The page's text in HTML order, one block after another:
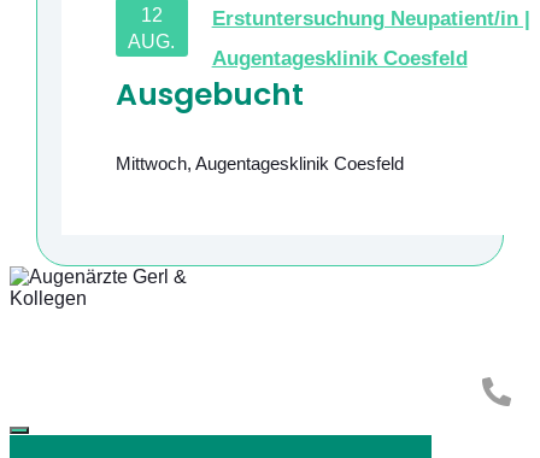
12
AUG.
Erstuntersuchung Neupatient/in |
Augentagesklinik Coesfeld
Ausgebucht
Mittwoch, Augentagesklinik Coesfeld